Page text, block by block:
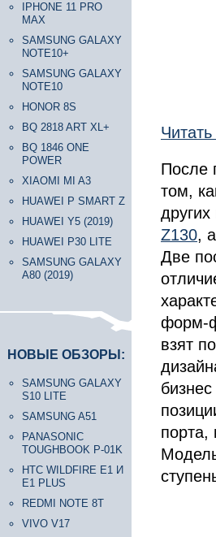
IPHONE 11 PRO
MAX
SAMSUNG GALAXY
NOTE10+
SAMSUNG GALAXY
NOTE10
HONOR 8S
BQ 2818 ART XL+
BQ 1846 ONE
POWER
XIAOMI MI A3
HUAWEI P SMART Z
HUAWEI Y5 (2019)
HUAWEI P30 LITE
SAMSUNG GALAXY
A80 (2019)
НОВЫЕ ОБЗОРЫ:
SAMSUNG GALAXY
S10 LITE
SAMSUNG A51
PANASONIC
TOUGHBOOK P-01K
HTC WILDFIRE E1 И
E1 PLUS
REDMI NOTE 8T
VIVO V17
После
том,
Z130,
Две
форм-
взят
порта,